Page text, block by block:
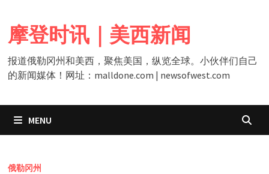
content
摩登时讯｜美西新闻
报道俄勒冈州和美西，聚焦美国，纵览全球。小伙伴们自己
的新闻媒体！网址：malldone.com | newsofwest.com
MENU
俄勒冈州